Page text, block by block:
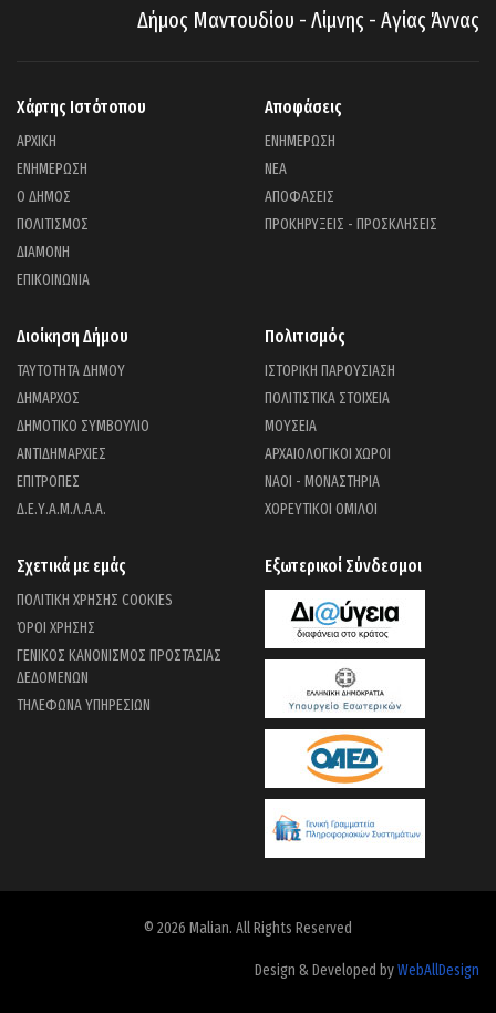
Δήμος Μαντουδίου - Λίμνης - Αγίας Άννας
Χάρτης Ιστότοπου
ΑΡΧΙΚΗ
ΕΝΗΜΕΡΩΣΗ
Ο ΔΗΜΟΣ
ΠΟΛΙΤΙΣΜΟΣ
ΔΙΑΜΟΝΗ
ΕΠΙΚΟΙΝΩΝΙΑ
Αποφάσεις
ΕΝΗΜΕΡΩΣΗ
ΝΕΑ
ΑΠΟΦΑΣΕΙΣ
ΠΡΟΚΗΡΥΞΕΙΣ - ΠΡΟΣΚΛΗΣΕΙΣ
Διοίκηση Δήμου
ΤΑΥΤΟΤΗΤΑ ΔΗΜΟΥ
ΔΗΜΑΡΧΟΣ
ΔΗΜΟΤΙΚΟ ΣΥΜΒΟΥΛΙΟ
ΑΝΤΙΔΗΜΑΡΧΙΕΣ
ΕΠΙΤΡΟΠΕΣ
Δ.Ε.Υ.Α.Μ.Λ.Α.Α.
Πολιτισμός
ΙΣΤΟΡΙΚΗ ΠΑΡΟΥΣΙΑΣΗ
ΠΟΛΙΤΙΣΤΙΚΑ ΣΤΟΙΧΕΙΑ
ΜΟΥΣΕΙΑ
ΑΡΧΑΙΟΛΟΓΙΚΟΙ ΧΩΡΟΙ
ΝΑΟΙ - ΜΟΝΑΣΤΗΡΙΑ
ΧΟΡΕΥΤΙΚΟΙ ΟΜΙΛΟΙ
Σχετικά με εμάς
ΠΟΛΙΤΙΚΗ ΧΡΗΣΗΣ COOKIES
ΌΡΟΙ ΧΡΗΣΗΣ
ΓΕΝΙΚΟΣ ΚΑΝΟΝΙΣΜΟΣ ΠΡΟΣΤΑΣΙΑΣ
ΔΕΔΟΜΕΝΩΝ
ΤΗΛΕΦΩΝΑ ΥΠΗΡΕΣΙΩΝ
Εξωτερικοί Σύνδεσμοι
© 2026 Malian. All Rights Reserved
Design & Developed byWebAllDesign